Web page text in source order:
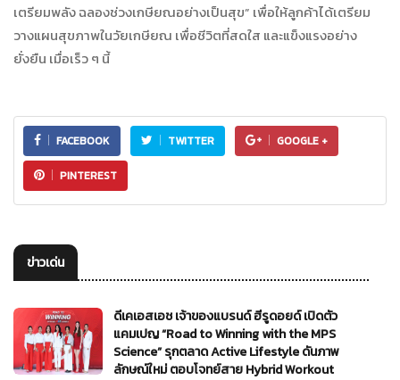
เตรียมพลัง ฉลองช่วงเกษียณอย่างเป็นสุข” เพื่อให้ลูกค้าได้เตรียม
วางแผนสุขภาพในวัยเกษียณ เพื่อชีวิตที่สดใส และแข็งแรงอย่าง
ยั่งยืน เมื่อเร็ว ๆ นี้
FACEBOOK TWITTER GOOGLE +
PINTEREST
ข่าวเด่น
ดีเคเอสเอช เจ้าของแบรนด์ ฮีรูดอยด์ เปิดตัว
แคมเปญ “Road to Winning with the MPS
Science” รุกตลาด Active Lifestyle ดันภาพ
ลักษณ์ใหม่ ตอบโจทย์สาย Hybrid Workout